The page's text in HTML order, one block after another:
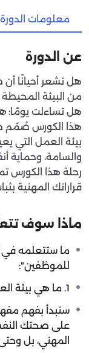
معلومات الدورة
عن الدورة
هل تشعر أحيانًا
من البيئة
هل تساءلت يومًا:
هذا الكورس صُمّم
بيئة العمل التي
رحلة هذا الكورس
قراراتك المهنية
ماذا سوف
ما ستتعلمه في
للموظفين":
1. ما هي بيئة العمل ولماذا تهمك كموظف؟
سنبدأ بفهم
على صحتك
المهني، بل